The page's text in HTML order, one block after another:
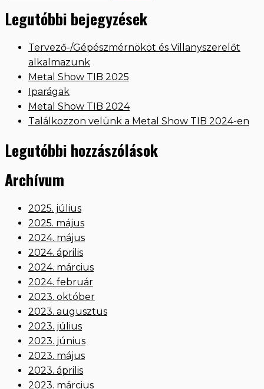
Legutóbbi bejegyzések
Tervező-/Gépészmérnököt és Villanyszerelőt
alkalmazunk
Metal Show TIB 2025
Iparágak
Metal Show TIB 2024
Találkozzon velünk a Metal Show TIB 2024-en
Legutóbbi hozzászólások
Archívum
2025. július
2025. május
2024. május
2024. április
2024. március
2024. február
2023. október
2023. augusztus
2023. július
2023. június
2023. május
2023. április
2023. március